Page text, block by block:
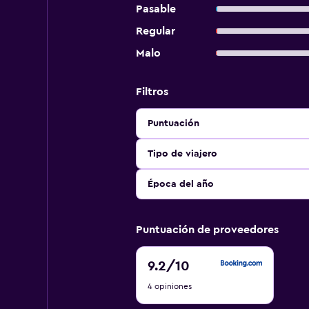
Pasable
Regular
Malo
Filtros
Puntuación
Tipo de viajero
Época del año
Puntuación de proveedores
9.2/10
9.2
10
4 opiniones